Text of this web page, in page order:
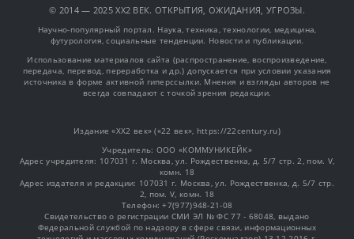
© 2014 — 2025 XX2 ВЕК. ОТКРЫТИЯ, ОЖИДАНИЯ, УГРОЗЫ.
Научно-популярный портал. Наука, техника, технологии, медицина,
футурология, социальные тенденции. Новости и публикации.
Использование материалов сайта (распространение, воспроизведение,
передача, перевод, переработка и др.) допускается при условии указания
источника в форме активной гиперссылки. Мнения и взгляды авторов не
всегда совпадают с точкой зрения редакции.
Издание «XX2 век» («22 век», https://22century.ru)
Учредитель: OOO «КОММУНИКЕЙК»
Адрес учредителя: 107031 г. Москва, ул. Рождественка, д. 5/7 стр. 2, пом. V,
комн. 18
Адрес издателя и редакции: 107031 г. Москва, ул. Рождественка, д. 5/7 стр.
2, пом. V, комн. 18
Телефон: +7(977)948-21-08
Свидетельство о регистрации СМИ ЭЛ № ФС 77 - 68048, выдано
Федеральной службой по надзору в сфере связи, информационных